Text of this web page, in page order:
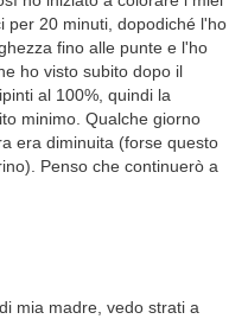
per 20 minuti, dopodiché l'ho
fino alle punte e l'ho
ho visto subito dopo il
al 100%, quindi la
minimo. Qualche giorno
era diminuita (forse questo
Penso che continuerò a
mia madre, vedo strati a